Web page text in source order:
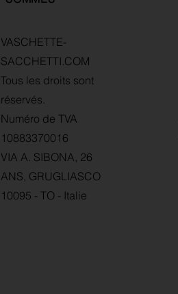
VASCHETTE-
SACCHETTI.COM
Tous les droits sont
réservés.
Numéro de TVA
10883370016
VIA A. SIBONA, 26
ANS, GRUGLIASCO
10095 - TO - Italie